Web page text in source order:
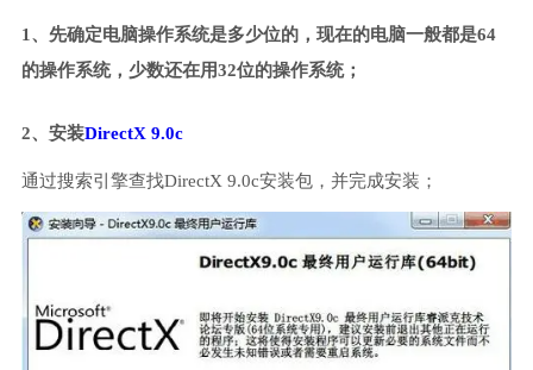
1、先确定电脑操作系统是多少位的，现在的电脑一般都是64
的操作系统，少数还在用32位的操作系统；
2、安装DirectX 9.0c
通过搜索引擎查找DirectX 9.0c安装包，并完成安装；